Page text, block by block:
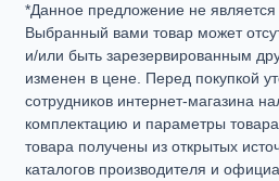
*Данное предложение не
Выбранный вами товар может
и/или быть зарезервированным
изменен в цене. Перед покупкой
сотрудников интернет-магазина
комплектацию и параметры
товара получены из открытых
каталогов производителя и